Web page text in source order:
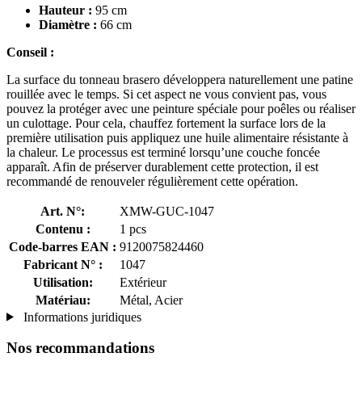
Hauteur : 95 cm
Diamètre : 66 cm
Conseil :
La surface du tonneau brasero développera naturellement une patine
rouillée avec le temps. Si cet aspect ne vous convient pas, vous
pouvez la protéger avec une peinture spéciale pour poêles ou réaliser
un culottage. Pour cela, chauffez fortement la surface lors de la
première utilisation puis appliquez une huile alimentaire résistante à
la chaleur. Le processus est terminé lorsqu’une couche foncée
apparaît. Afin de préserver durablement cette protection, il est
recommandé de renouveler régulièrement cette opération.
Art. N°:
XMW-GUC-1047
Contenu :
1 pcs
Code-barres EAN : 9120075824460
Fabricant N° :
1047
Utilisation:
Extérieur
Matériau:
Métal, Acier
Informations juridiques
Nos recommandations